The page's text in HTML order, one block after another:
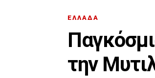
ΕΛΛΑΔΑ
την